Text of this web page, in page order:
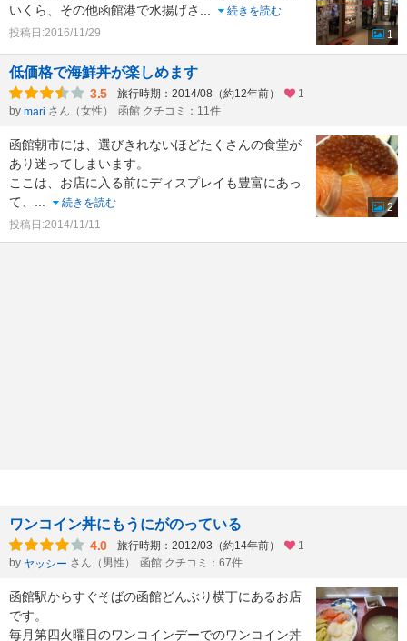
いくら、その他函館港で水揚げさ
続きを読む
投稿日:2016/11/29
1
低価格で海鮮丼が楽しめます
3.5 旅行時期：2014/08（約12年前）
1
by mari さん（女性） 函館 クチコミ：11件
函館朝市には、選びきれないほどたくさんの食堂が
あり迷ってしまいます。
ここは、お店に入る前にディスプレイも豊富にあっ
て、
続きを読む
投稿日:2014/11/11
2
ワンコイン丼にもうにがのっている
4.0 旅行時期：2012/03（約14年前）
1
by ヤッシー さん（男性） 函館 クチコミ：67件
函館駅からすぐそばの函館どんぶり横丁にあるお店
です。
毎月第四火曜日のワンコインデーでのワンコイン丼